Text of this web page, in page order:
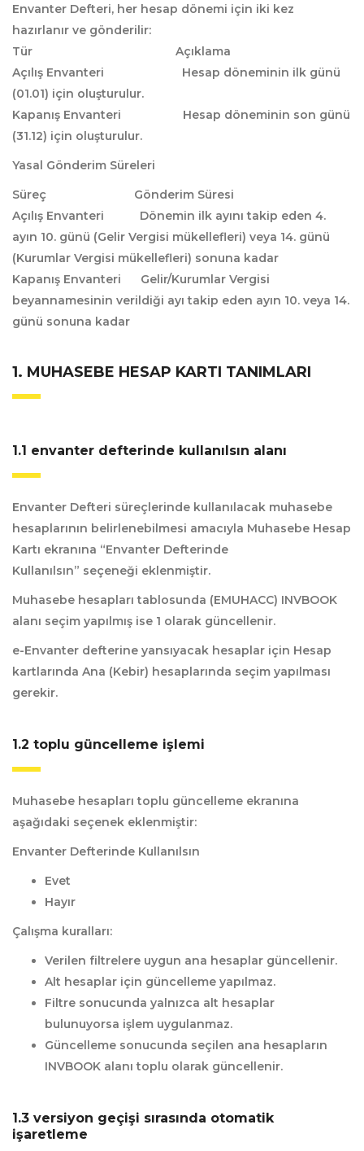
Envanter Defteri, her hesap dönemi için iki kez
hazırlanır ve gönderilir:
Tür Açıklama
Açılış Envanteri Hesap döneminin ilk günü
(01.01) için oluşturulur.
Kapanış Envanteri Hesap döneminin son günü
(31.12) için oluşturulur.
Yasal Gönderim Süreleri
Süreç Gönderim Süresi
Açılış Envanteri Dönemin ilk ayını takip eden 4.
ayın 10. günü (Gelir Vergisi mükellefleri) veya 14. günü
(Kurumlar Vergisi mükellefleri) sonuna kadar
Kapanış Envanteri Gelir/Kurumlar Vergisi
beyannamesinin verildiği ayı takip eden ayın 10. veya 14.
günü sonuna kadar
1. MUHASEBE HESAP KARTI TANIMLARI
1.1 envanter defterinde kullanılsın alanı
Envanter Defteri süreçlerinde kullanılacak muhasebe
hesaplarının belirlenebilmesi amacıyla Muhasebe Hesap
Kartı ekranına “Envanter Defterinde
Kullanılsın” seçeneği eklenmiştir.
Muhasebe hesapları tablosunda (EMUHACC) INVBOOK
alanı seçim yapılmış ise 1 olarak güncellenir.
e-Envanter defterine yansıyacak hesaplar için Hesap
kartlarında Ana (Kebir) hesaplarında seçim yapılması
gerekir.
1.2 toplu güncelleme i̇şlemi
Muhasebe hesapları toplu güncelleme ekranına
aşağıdaki seçenek eklenmiştir:
Envanter Defterinde Kullanılsın
Evet
Hayır
Çalışma kuralları:
Verilen filtrelere uygun ana hesaplar güncellenir.
Alt hesaplar için güncelleme yapılmaz.
Filtre sonucunda yalnızca alt hesaplar
bulunuyorsa işlem uygulanmaz.
Güncelleme sonucunda seçilen ana hesapların
INVBOOK alanı toplu olarak güncellenir.
1.3 versiyon geçişi sırasında otomatik
i̇şaretleme